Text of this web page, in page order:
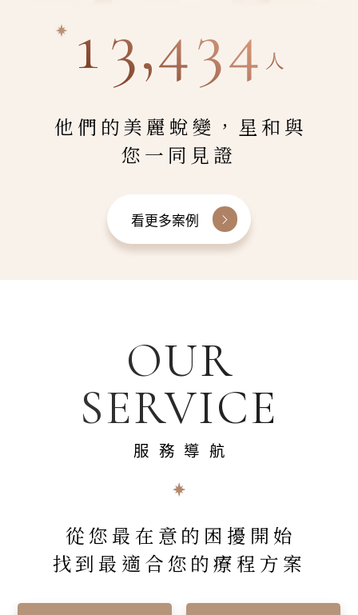
13,434 人
他們的美麗蛻變，星和與
您一同見證
看更多案例
OUR
SERVICE
服務導航
從您最在意的困擾開始
找到最適合您的療程方案